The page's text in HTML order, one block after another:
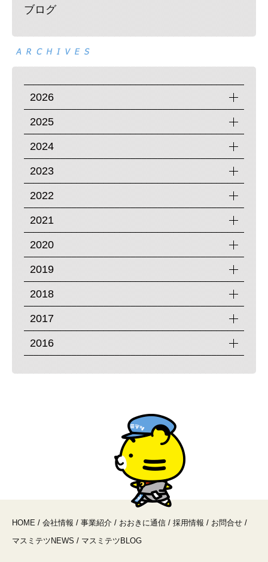
ブログ
2026
2025
2024
2023
2022
2021
2020
2019
2018
2017
2016
HOME / 会社情報 / 事業紹介 / おおきに通信 / 採用情報 / お問合せ /
マスミテツNEWS / マスミテツBLOG